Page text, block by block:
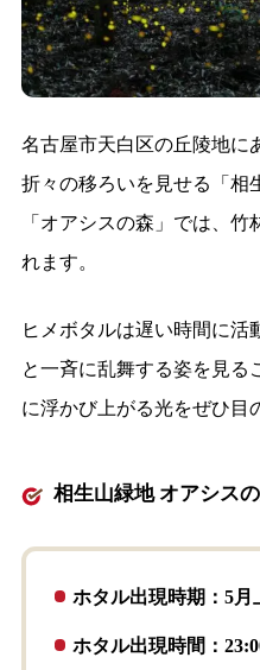
名古屋市天白区の丘陵地に
折々の移ろいを見せる「相
「オアシスの森」では、
れます。
ヒメボタルは遅い時間に活
と一斉に乱舞する姿を見る
に浮かび上がる光をぜひ目
相生山緑地 オアシス
ホタル出現時期：5月
ホタル出現時間：